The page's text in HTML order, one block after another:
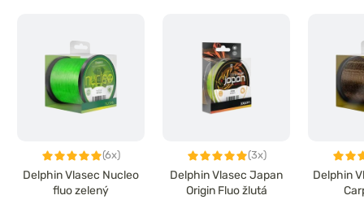
(6x)
Delphin Vlasec Nucleo
fluo zelený
(3x)
Delphin Vlasec Japan
Origin Fluo žlutá
Delphin